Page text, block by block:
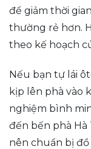
để giảm thời
thường rẻ hơn.
theo kế hoạch
Nếu bạn tự lái
kịp lên phà vào
nghiệm bình
đến bến phà Hà
nên chuẩn bị đồ